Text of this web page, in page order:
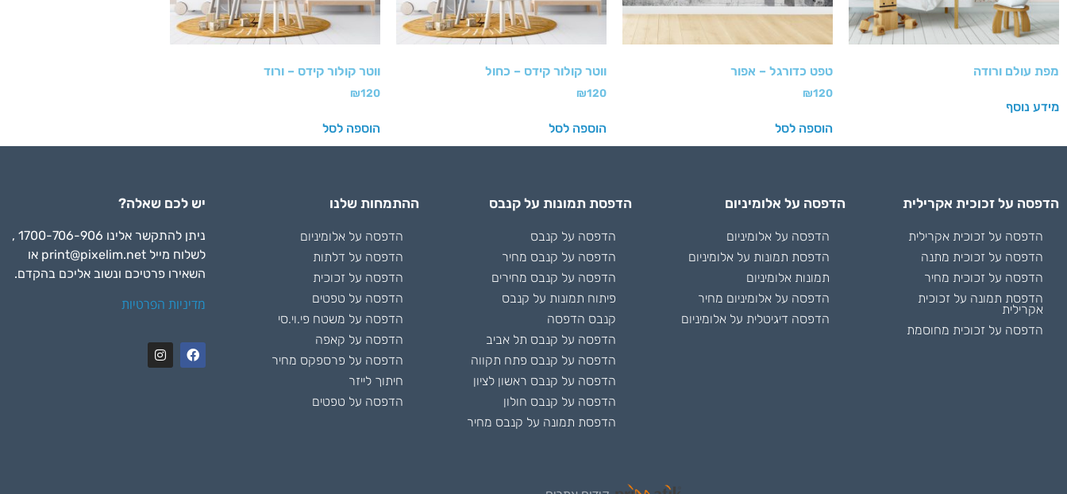
מפת עולם ורודה
מידע נוסף
טפט כדורגל – אפור
₪120
הוספה לסל
ווטר קולור קידס – כחול
₪120
הוספה לסל
ווטר קולור קידס – ורוד
₪120
הוספה לסל
הדפסה על זכוכית אקרילית
הדפסה על זכוכית אקרילית
הדפסה על זכוכית מתנה
הדפסה על זכוכית מחיר
הדפסת תמונה על זכוכית
אקרילית
הדפסה על זכוכית מחוסמת
הדפסה על אלומיניום
הדפסה על אלומיניום
הדפסת תמונות על אלומיניום
תמונות אלומיניום
הדפסה על אלומיניום מחיר
הדפסה דיגיטלית על אלומיניום
הדפסת תמונות על קנבס
הדפסה על קנבס
הדפסה על קנבס מחיר
הדפסה על קנבס מחירים
פיתוח תמונות על קנבס
קנבס הדפסה
הדפסה על קנבס תל אביב
הדפסה על קנבס פתח תקווה
הדפסה על קנבס ראשון לציון
הדפסה על קנבס חולון
הדפסת תמונה על קנבס מחיר
ההתמחות שלנו
הדפסה על אלומיניום
הדפסה על דלתות
הדפסה על זכוכית
הדפסה על טפטים
הדפסה על משטח פי.וי.סי
הדפסה על קאפה
הדפסה על פרספקס מחיר
חיתוך לייזר
הדפסה על טפטים
יש לכם שאלה?
ניתן להתקשר אלינו 1700-706-906 ,
לשלוח מיילprint@pixelim.net או
השאירו פרטיכם ונשוב אליכם בהקדם.
מדיניות הפרטיות